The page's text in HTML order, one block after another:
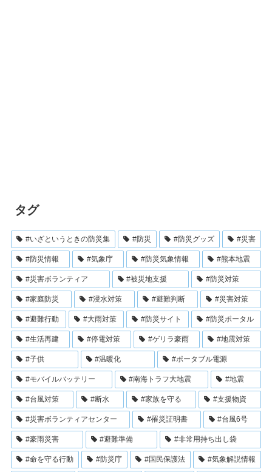
タグ
#いざというときの防災集 #防災 #防災グッズ #災害
#防災情報 #気象庁 #防災気象情報 #熊本地震
#災害ボランティア #被災地支援 #防災対策
#家庭防災 #浸水対策 #避難判断 #災害対策
#避難行動 #大雨対策 #防災サイト #防災ポータル
#生活再建 #停電対策 #ゲリラ豪雨 #地震対策
#子供 #温暖化 #ポータブル電源
#モバイルバッテリー #南海トラフ大地震 #地震
#台風対策 #断水 #家族を守る #支援物資
#災害ボランティアセンター #罹災証明書 #台風6号
#豪雨災害 #避難準備 #非常用持ち出し袋
#命を守る行動 #防災庁 #国民保護法 #気象解説情報